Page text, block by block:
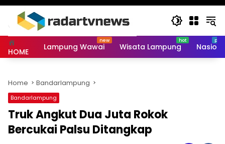
HOME Lampung Wawai Wisata Lampung
Home Bandarlampung
Bandarlampung
Truk Angkut Dua Juta Rokok
Bercukai Palsu Ditangkap